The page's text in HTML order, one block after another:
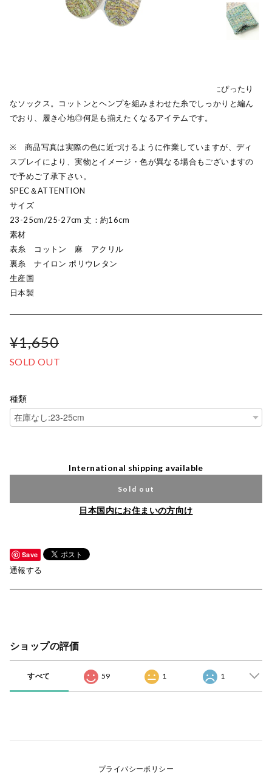
カラフルな杢調のカラーがコーディネートのアクセントにぴったり
なソックス。コットンとヘンプを組みまわせた糸でしっかりと編ん
でおり、履き心地◎何足も揃えたくなるアイテムです。
※ 商品写真は実際の色に近づけるように作業していますが、ディ
スプレイにより、実物とイメージ・色が異なる場合もございますの
で予めご了承下さい。
SPEC＆ATTENTION
サイズ
23-25cm/25-27cm 丈：約16cm
素材
表糸 コットン 麻 アクリル
裏糸 ナイロン ポリウレタン
生産国
日本製
¥1,650
SOLD OUT
種類
International shipping available
Sold out
日本国内にお住まいの方向け
Save
通報する
ショップの評価
すべて 59 1 1
プライバシーポリシー